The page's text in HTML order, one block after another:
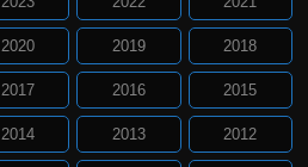
2020 2019 2018
2017 2016 2015
2014 2013 2012